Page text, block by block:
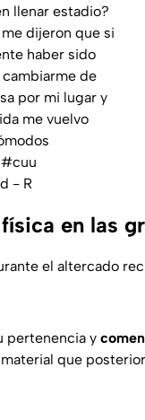
llenar estadio?
dijeron que si
haber sido
de
por mi lugar y
me vuelvo
#cuu
- R
en las
el altercado
pertenencia y
que